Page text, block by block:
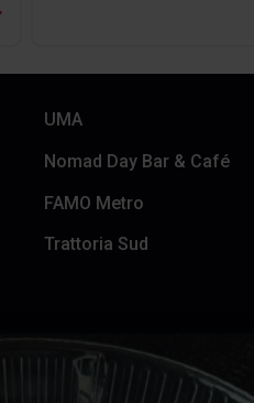
UMA
Nomad Day Bar & Café
FAMO Metro
Trattoria Sud